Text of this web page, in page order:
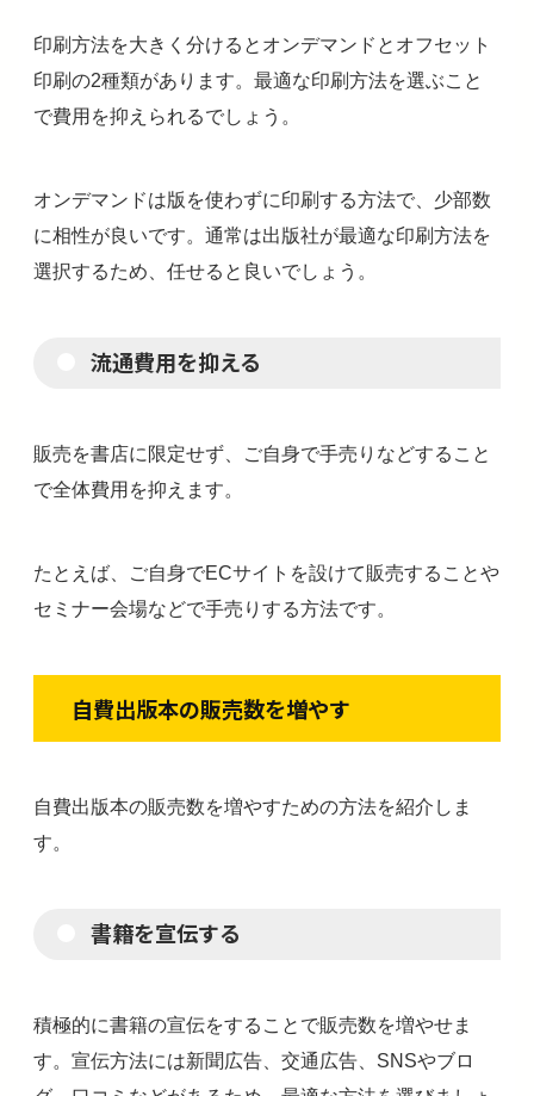
印刷方法を大きく分けるとオンデマンドとオフセット
印刷の2種類があります。最適な印刷方法を選ぶこと
で費用を抑えられるでしょう。
オンデマンドは版を使わずに印刷する方法で、少部数
に相性が良いです。通常は出版社が最適な印刷方法を
選択するため、任せると良いでしょう。
流通費用を抑える
販売を書店に限定せず、ご自身で手売りなどすること
で全体費用を抑えます。
たとえば、ご自身でECサイトを設けて販売することや
セミナー会場などで手売りする方法です。
自費出版本の販売数を増やす
自費出版本の販売数を増やすための方法を紹介しま
す。
書籍を宣伝する
積極的に書籍の宣伝をすることで販売数を増やせま
す。宣伝方法には新聞広告、交通広告、SNSやブロ